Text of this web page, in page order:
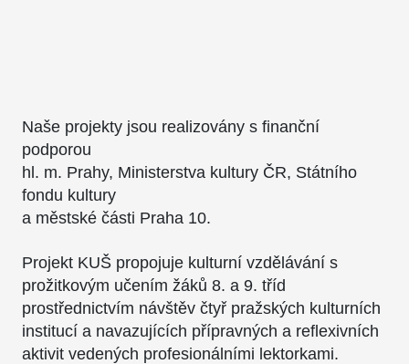
Naše projekty jsou realizovány s finanční
podporou
hl. m. Prahy, Ministerstva kultury ČR, Státního
fondu kultury
a městské části Praha 10.
Projekt KUŠ propojuje kulturní vzdělávání s
prožitkovým učením žáků 8. a 9. tříd
prostřednictvím návštěv čtyř pražských kulturních
institucí a navazujících přípravných a reflexivních
aktivit vedených profesionálními lektorkami.